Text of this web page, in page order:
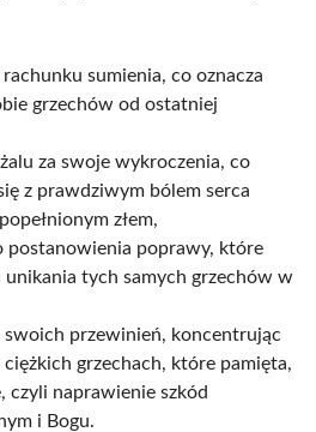
sumienia, co oznacza
grzechów od ostatniej
za swoje wykroczenia, co
z prawdziwym bólem serca
złem,
postanowienia poprawy, które
unikania tych samych grzechów w
swoich przewinień, koncentrując
grzechach, które pamięta,
czyli naprawienie szkód
i Bogu.